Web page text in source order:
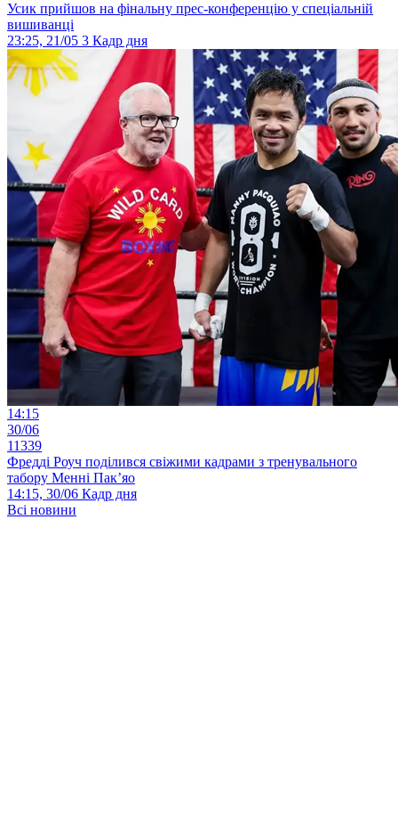
Усик прийшов на фінальну прес-конференцію у спеціальній
вишиванці
23:25, 21/05 3 Кадр дня
14:15
30/06
11339
Фредді Роуч поділився свіжими кадрами з тренувального
табору Менні Пак’яо
14:15, 30/06 Кадр дня
Всі новини